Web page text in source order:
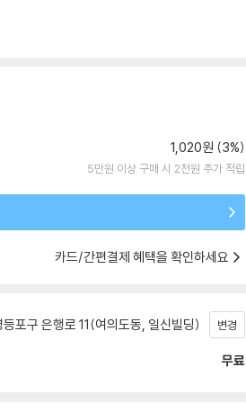
1,020원 (3%)
5만원 이상 구매 시 2천원 추가 적립
카드/간편결제 혜택을 확인하세요
포구 은행로 11(여의도동, 일신빌딩) 변경
무료